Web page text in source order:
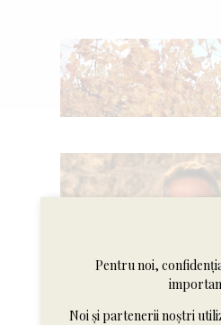
Pentru noi,
Noi și partenerii noștri